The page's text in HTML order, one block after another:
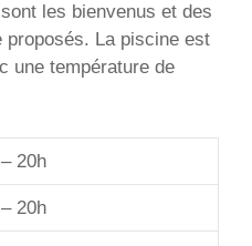
les bienvenus et des
La piscine est
une température de
20h
20h